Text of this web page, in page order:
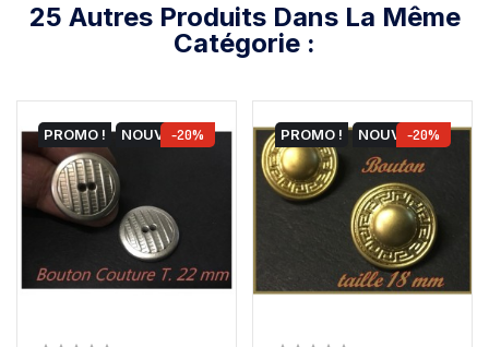
25 Autres Produits Dans La Même
Catégorie :
PROMO ! NOUVEAU
-20% PROMO ! NOUVEAU
-20%